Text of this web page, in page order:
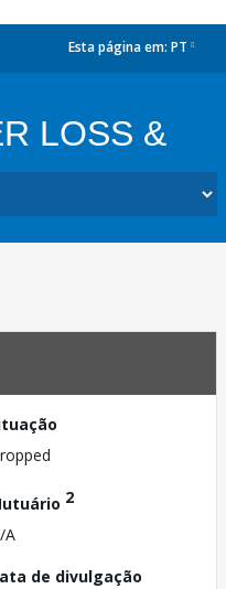
Esta página em: PT
LOSS &
2
A
de divulgação